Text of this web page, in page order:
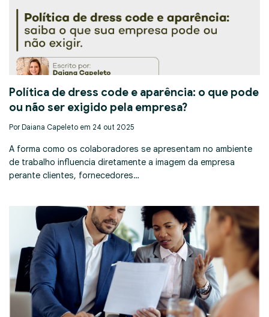
Política de dress code e aparência: o que pode
ou não ser exigido pela empresa?
Por Daiana Capeleto em 24 out 2025
A forma como os colaboradores se apresentam no ambiente
de trabalho influencia diretamente a imagem da empresa
perante clientes, fornecedores…